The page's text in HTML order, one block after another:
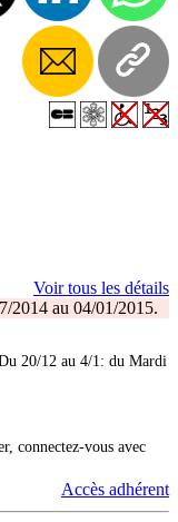
Voir tous les détails
2014 au 04/01/2015.
20/12 au 4/1: du Mardi
connectez-vous avec
Accès adhérent